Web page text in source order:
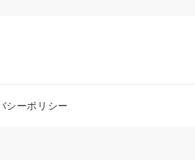
シーポリシー